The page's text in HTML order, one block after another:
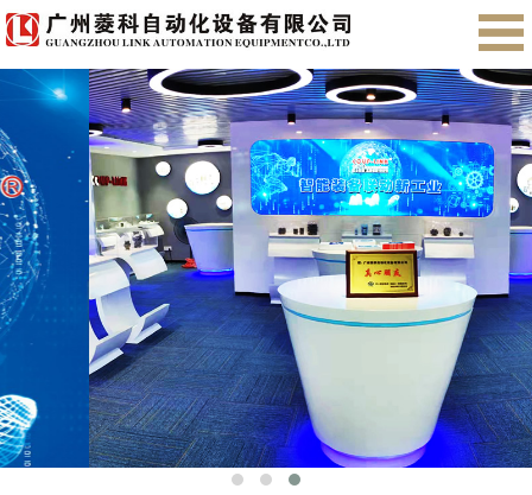
首页 关于我们 产品展示 售后服务
会员注册
English